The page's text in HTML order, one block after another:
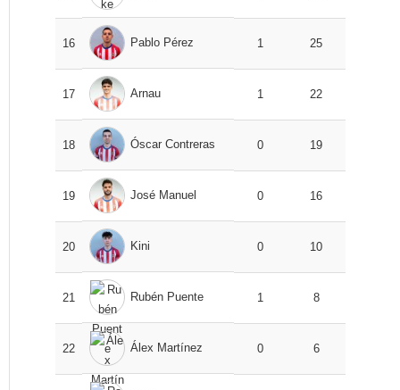
16 Pablo Pérez 1 25
17 Arnau 1 22
18 Óscar Contreras 0 19
19 José Manuel 0 16
20 Kini 0 10
21 Rubén Puente 1 8
22 Álex Martínez 0 6